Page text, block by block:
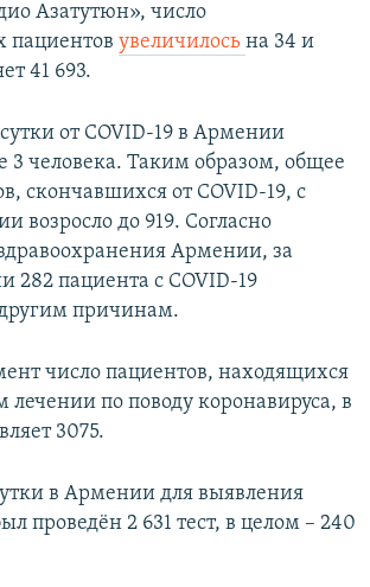
Азатутюн», число
пациентов увеличилось на 34 и
41 693.
от COVID-19 в Армении
3 человека. Таким образом, общее
скончавшихся от COVID-19, с
возросло до 919. Согласно
Армении, за
282 пациента с COVID-19
причинам.
число пациентов, находящихся
лечении по поводу коронавируса, в
3075.
в Армении для выявления
проведён 2 631 тест, в целом – 240